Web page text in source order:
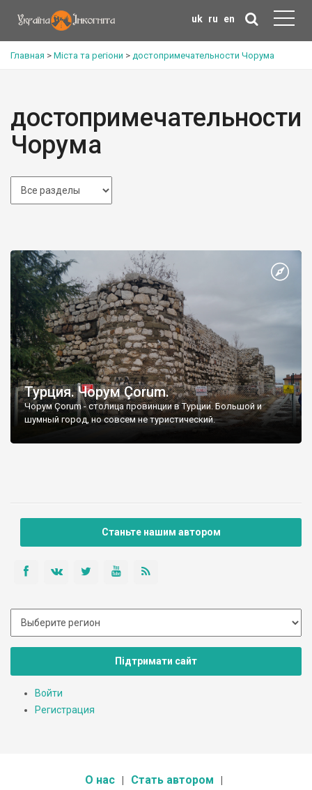
uk ru en
Главная > Міста та регіони > достопримечательности Чорума
достопримечательности
Чорума
Турция. Чорум Çorum.
Чорум Çorum - столица провинции в Турции. Большой и
шумный город, но совсем не туристический.
Станьте нашим автором
Підтримати сайт
Войти
Регистрация
О нас Стать автором